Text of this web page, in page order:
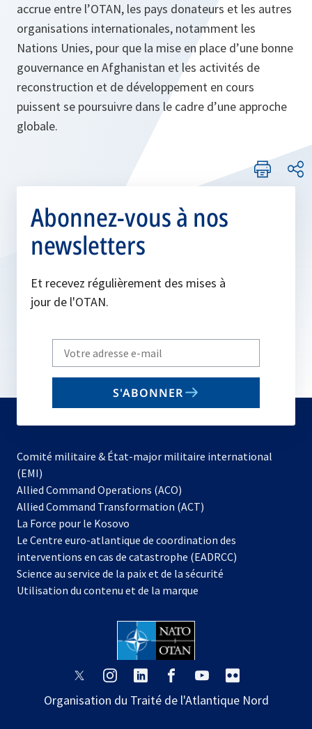
accrue entre l’OTAN, les pays donateurs et les autres
organisations internationales, notamment les
Nations Unies, pour que la mise en place d’une bonne
gouvernance en Afghanistan et les activités de
reconstruction et de développement en cours
puissent se poursuivre dans le cadre d’une approche
globale.
Abonnez-vous à nos
newsletters
Et recevez régulièrement des mises à
jour de l'OTAN.
Write
your
email
S'ABONNER
Comité militaire & État-major militaire international
(EMI)
Allied Command Operations (ACO)
dans
nouvel
onglet
Allied Command Transformation (ACT)
La Force pour le Kosovo
dans
un
nouvel
onglet
Le Centre euro-atlantique de coordination des
interventions en cas de catastrophe (EADRCC)
Science au service de la paix et de la sécurité
Utilisation du contenu et de la marque
s’ouvre
un
s’ouvre
un
s’ouvre
un
s’ouvre
un
s’ouvre
un
un
Organisation du Traité de l'Atlantique Nord